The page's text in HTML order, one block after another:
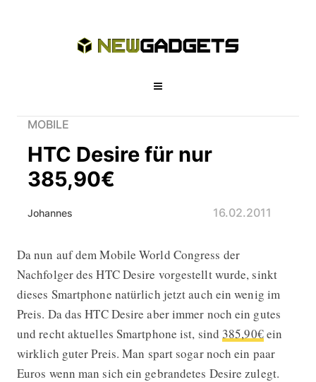
MOBILE
HTC Desire für nur
385,90€
Johannes 16.02.2011
HTC Desire für nur 385,90€
Da nun auf dem Mobile World Congress der
Nachfolger des HTC Desire vorgestellt wurde, sinkt
dieses Smartphone natürlich jetzt auch ein wenig im
Preis. Da das HTC Desire aber immer noch ein gutes
und recht aktuelles Smartphone ist, sind 385,90€ein
wirklich guter Preis. Man spart sogar noch ein paar
Euros wenn man sich ein gebrandetes Desire zulegt.